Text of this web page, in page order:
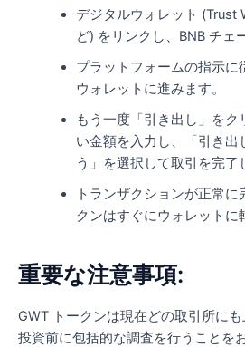
デジタルウォレット (Trust
ど) をリンクし、BNB チェ
プラットフォームの指示に
ウォレットに進みます。
もう一度「引き出し」をク
い金額を入力し、「引き出
う」を選択して取引を完了
トランザクションが正常
クンはすぐにウォレットに
重要な注意事項:
GWT トークンは現在どの取引所にも
投資前に包括的な調査を行うことを